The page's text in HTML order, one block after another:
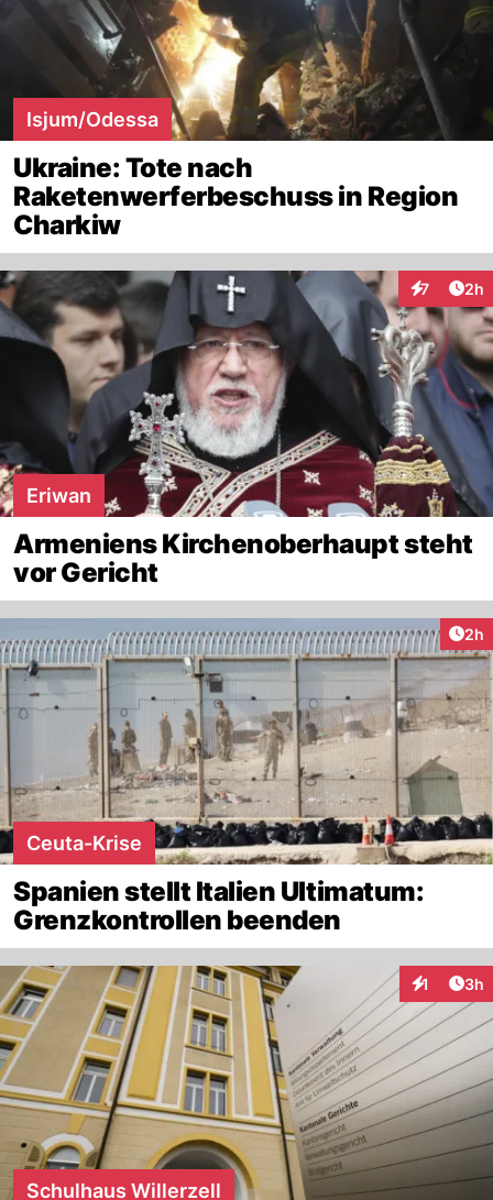
Isjum/Odessa
Ukraine: Tote nach
Raketenwerferbeschuss in Region
Charkiw
7 2h
Eriwan
Armeniens Kirchenoberhaupt steht
vor Gericht
2h
Ceuta-Krise
Spanien stellt Italien Ultimatum:
Grenzkontrollen beenden
1 3h
Schulhaus Willerzell